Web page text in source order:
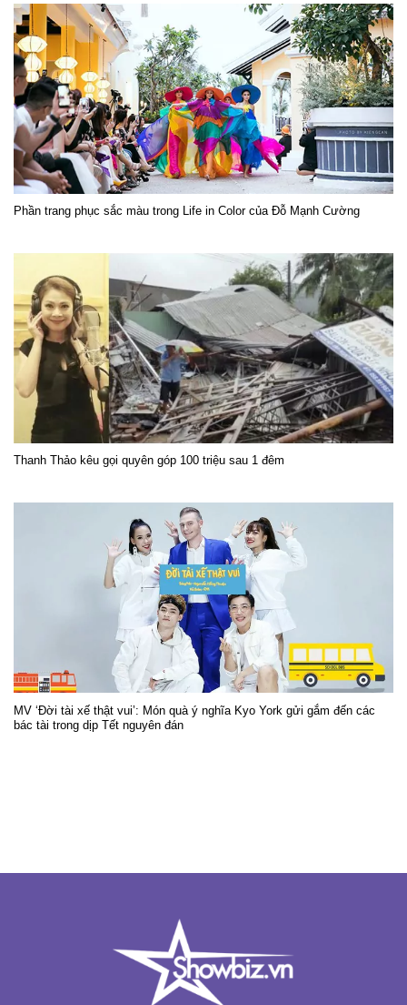
Phần trang phục sắc màu trong Life in Color của Đỗ Mạnh Cường
Thanh Thảo kêu gọi quyên góp 100 triệu sau 1 đêm
MV ‘Đời tài xế thật vui’: Món quà ý nghĩa Kyo York gửi gắm đến các
bác tài trong dịp Tết nguyên đán